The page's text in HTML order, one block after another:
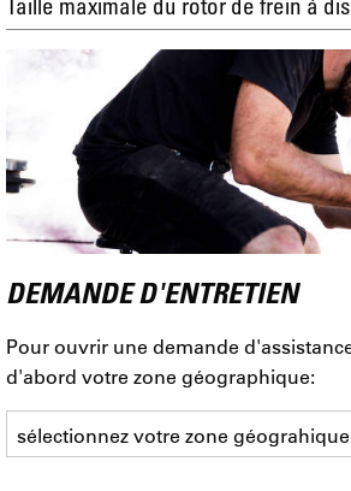
DEMANDE D'ENTRETIEN
Pour ouvrir une demande
d'abord votre zone géographique: